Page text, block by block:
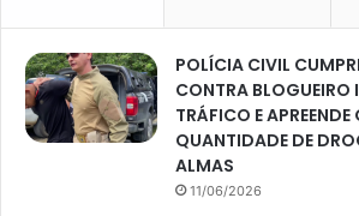
POLÍCIA CIVIL
CONTRA BLOGUEIRO
TRÁFICO E APREENDE
QUANTIDADE DE
ALMAS
11/06/2026